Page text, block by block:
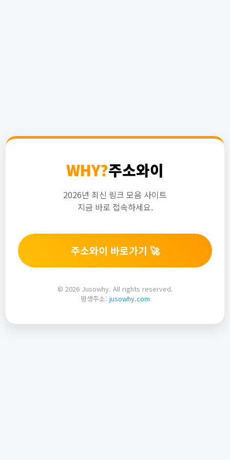
WHY?주소와이
2026년 최신 링크 모음 사이트
지금 바로 접속하세요.
주소와이 바로가기 🚀
© 2026 Jusowhy. All rights reserved.
평생주소: jusowhy.com